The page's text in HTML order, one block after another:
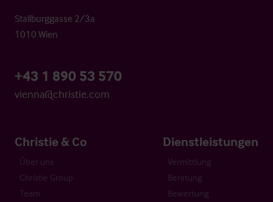
Stallburggasse 2/3a
1010 Wien
+43 1 890 53 570
vienna@christie.com
Christie & Co
Über uns
Christie Group
Team
Dienstleistungen
Vermittlung
Beratung
Bewertung